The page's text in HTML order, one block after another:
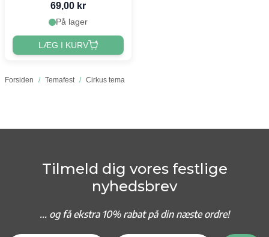
Forsiden / Temafest / Cirkus tema
- 130 cm
69,00 kr
På lager
LÆG I KURV
Tilmeld dig vores festlige
nyhedsbrev
... og få ekstra 10% rabat på din næste ordre!